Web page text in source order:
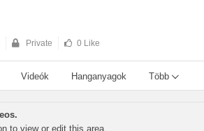
Private 0 Like
Videók Hanganyagok Több
to view or edit this area.